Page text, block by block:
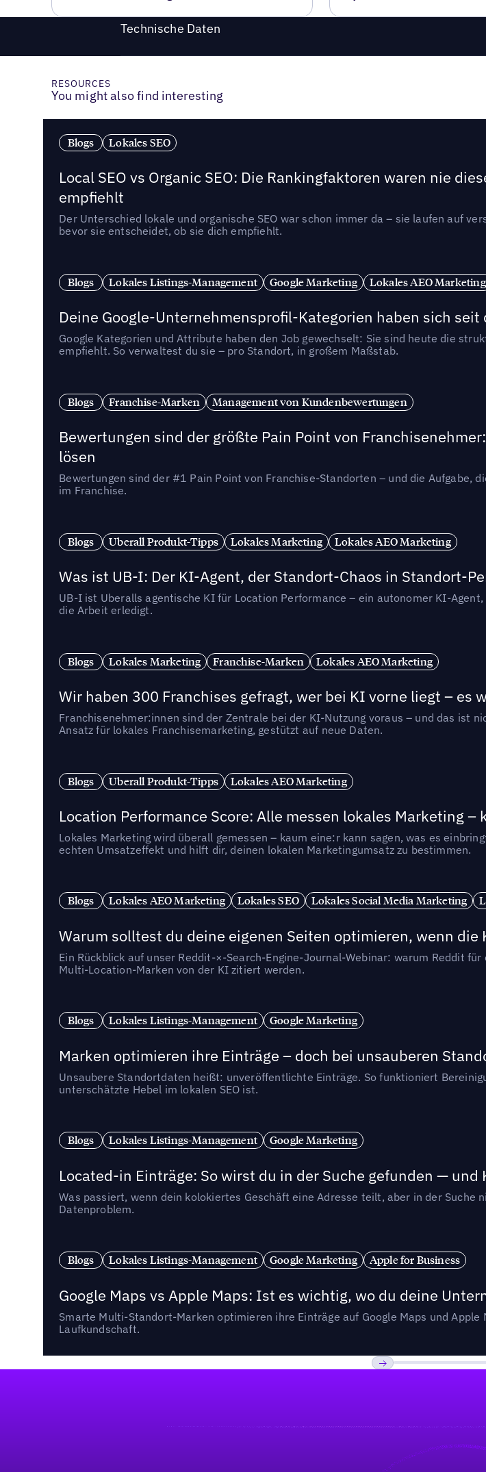
Technische Daten
RESOURCES
You might also find interesting
Blogs Lokales SEO
Local SEO vs Organic SEO: Die Rankingfaktoren waren nie
empfiehlt
Der Unterschied lokale und organische SEO war schon immer da – sie laufen auf
bevor sie entscheidet, ob sie dich empfiehlt.
Blogs Lokales Listings-Management Google Marketing Lokales AEO Marketing
Deine Google-Unternehmensprofil-Kategorien haben sich
Google Kategorien und Attribute haben den Job gewechselt: Sie sind heute die
empfiehlt. So verwaltest du sie – pro Standort, in großem Maßstab.
Blogs Franchise-Marken Management von Kundenbewertungen
Bewertungen sind der größte Pain Point von
lösen
Bewertungen sind der #1 Pain Point von Franchise-Standorten – und die Aufgabe,
im Franchise.
Blogs Uberall Produkt-Tipps Lokales Marketing Lokales AEO Marketing
Was ist UB-I: Der KI-Agent, der Standort-Chaos in Standort-
UB-I ist Uberalls agentische KI für Location Performance – ein autonomer KI-
die Arbeit erledigt.
Blogs Lokales Marketing Franchise-Marken Lokales AEO Marketing
Wir haben 300 Franchises gefragt, wer bei KI vorne liegt – es
Franchisenehmer:innen sind der Zentrale bei der KI-Nutzung voraus – und das ist
Ansatz für lokales Franchisemarketing, gestützt auf neue Daten.
Blogs Uberall Produkt-Tipps Lokales AEO Marketing
Location Performance Score: Alle messen lokales Marketing
Lokales Marketing wird überall gemessen – kaum eine:r kann sagen, was es
echten Umsatzeffekt und hilft dir, deinen lokalen Marketingumsatz zu bestimmen.
Blogs Lokales AEO Marketing Lokales SEO Lokales Social Media Marketing
Warum solltest du deine eigenen Seiten optimieren, wenn
Ein Rückblick auf unser Reddit-×-Search-Engine-Journal-Webinar: warum Reddit
Multi-Location-Marken von der KI zitiert werden.
Blogs Lokales Listings-Management Google Marketing
Marken optimieren ihre Einträge – doch bei unsauberen
Unsaubere Standortdaten heißt: unveröffentlichte Einträge. So funktioniert
unterschätzte Hebel im lokalen SEO ist.
Blogs Lokales Listings-Management Google Marketing
Located-in Einträge: So wirst du in der Suche gefunden — und
Was passiert, wenn dein kolokiertes Geschäft eine Adresse teilt, aber in der
Datenproblem.
Blogs Lokales Listings-Management Google Marketing Apple for Business
Google Maps vs Apple Maps: Ist es wichtig, wo du deine
Smarte Multi-Standort-Marken optimieren ihre Einträge auf Google Maps und
Laufkundschaft.